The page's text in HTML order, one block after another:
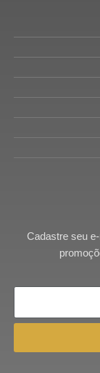
Cadastre seu